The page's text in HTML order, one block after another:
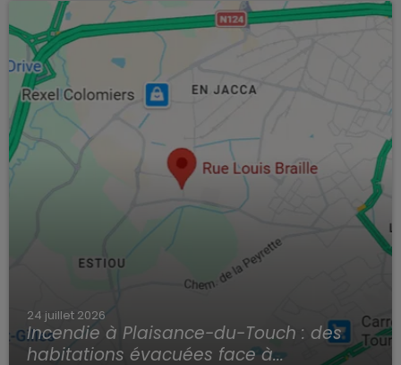
l’espace afin d’en...
24 juillet 2026
Incendie à Plaisance-du-Touch : des
habitations évacuées face à...